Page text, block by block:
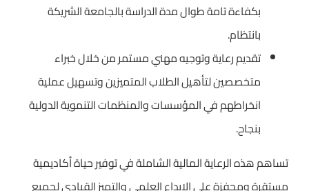
بكفاءة تامة طوال مدة الدراسة بالجامعة الشريكة
بانتظام.
تقديم رعاية وتوجيه مهني مستمر من خلال خبراء
متخصصين لتأهيل الطلاب المتميزين وتسهيل عملية
انخراطهم في المؤسسات والمنظمات التنموية الدولية
بنجاح.
تساهم هذه الرعاية المالية الشاملة في توفير حياة أكاديمية
مستقرة ومحفزة على الإبداع العلمي والتميز القيادي لجميع